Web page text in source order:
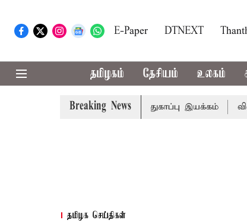
E-Paper DTNEXT
தமிழகம் தேசியம் உலகம்
Breaking News
கோடியில் மண்வள பாதுகாப்பு இயக்கம்
தமிழக செய்திகள்